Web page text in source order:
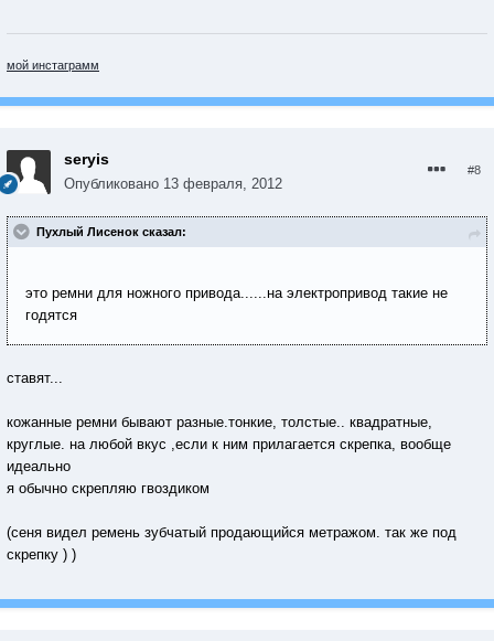
мой инстаграмм
seryis
Опубликовано 13 февраля, 2012
#8
Пухлый Лисенок сказал:
это ремни для ножного привода......на электропривод такие не
годятся
ставят...
кожанные ремни бывают разные.тонкие, толстые.. квадратные,
круглые. на любой вкус ,если к ним прилагается скрепка, вообще
идеально
я обычно скрепляю гвоздиком
(сеня видел ремень зубчатый продающийся метражом. так же под
скрепку ) )